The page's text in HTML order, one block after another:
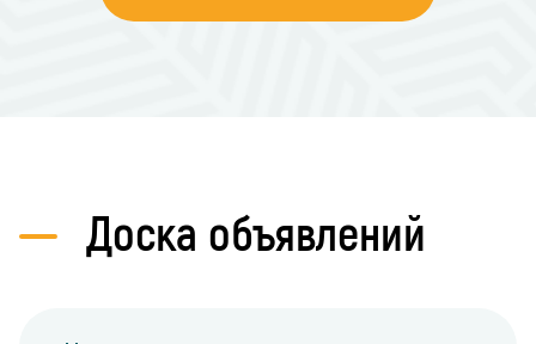
Доска объявлений